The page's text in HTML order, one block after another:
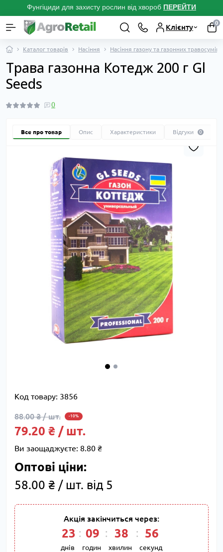
Фунгіциди для захисту рослин від хвороб ПЕРЕЙТИ
Клієнту
0
Каталог товарів Насіння Насіння газону та газонних
Трава газонна Котедж 200 г Gl
Seeds
0
Все про товар Опис Характеристики Відгуки 0
Код товару: 3856
88.00 ₴ / шт. -10%
79.20 ₴ / шт.
Ви заощаджуєте: 8.80 ₴
Оптові ціни:
58.00 ₴ / шт. від 5
Акція закінчиться через:
23
днів
09
годин
38
хвилин
55
секунд